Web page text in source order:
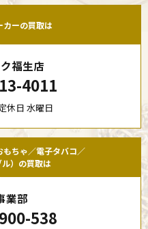
カーの買取は
福生店
4011
休日 水曜日
ちゃ／電子タバコ／
ル）の買取は
業部
538